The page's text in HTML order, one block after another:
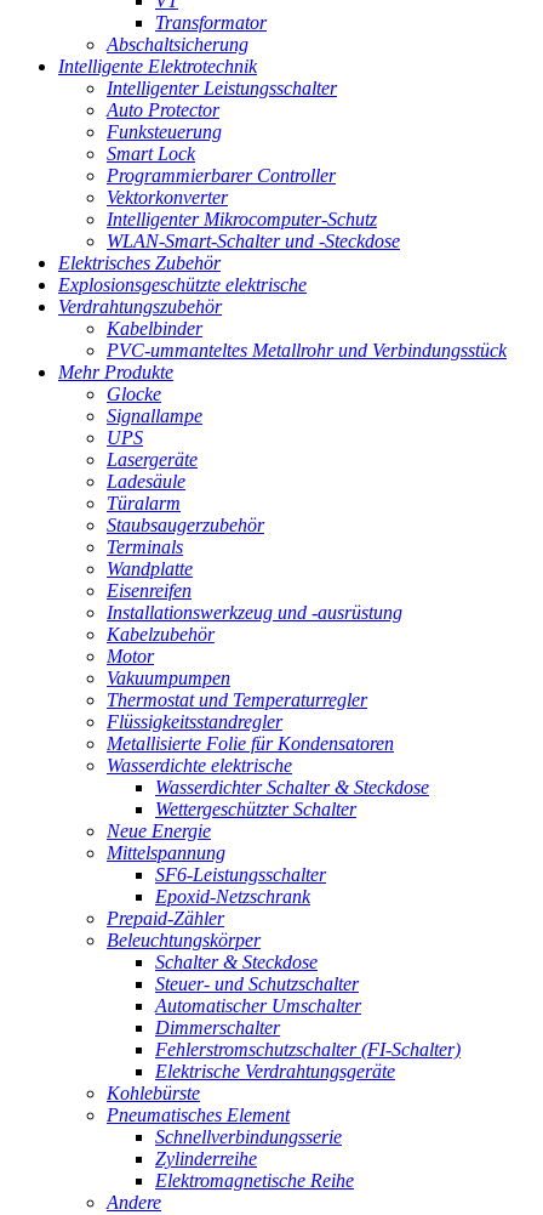
Transformator
Abschaltsicherung
Intelligente Elektrotechnik
Intelligenter Leistungsschalter
Auto Protector
Funksteuerung
Smart Lock
Programmierbarer Controller
Vektorkonverter
Intelligenter Mikrocomputer-Schutz
WLAN-Smart-Schalter und -Steckdose
Elektrisches Zubehör
Explosionsgeschützte elektrische
Verdrahtungszubehör
Kabelbinder
PVC-ummanteltes Metallrohr und Verbindungsstück
Mehr Produkte
Glocke
Signallampe
UPS
Lasergeräte
Ladesäule
Türalarm
Staubsaugerzubehör
Terminals
Wandplatte
Eisenreifen
Installationswerkzeug und -ausrüstung
Kabelzubehör
Motor
Vakuumpumpen
Thermostat und Temperaturregler
Flüssigkeitsstandregler
Metallisierte Folie für Kondensatoren
Wasserdichte elektrische
Wasserdichter Schalter & Steckdose
Wettergeschützter Schalter
Neue Energie
Mittelspannung
SF6-Leistungsschalter
Epoxid-Netzschrank
Prepaid-Zähler
Beleuchtungskörper
Schalter & Steckdose
Steuer- und Schutzschalter
Automatischer Umschalter
Dimmerschalter
Fehlerstromschutzschalter (FI-Schalter)
Elektrische Verdrahtungsgeräte
Kohlebürste
Pneumatisches Element
Schnellverbindungsserie
Zylinderreihe
Elektromagnetische Reihe
Andere